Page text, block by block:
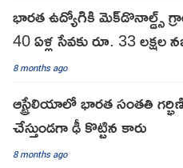
భారత ఉద్యోగికి మెక్‌డొనాల్డ్స్
40 ఏళ్ల సేవకు రూ. 33
8 months ago
ఆస్ట్రేలియాలో భారత సంతతి
చేస్తుండగా ఢీ కొట్టిన కారు
8 months ago